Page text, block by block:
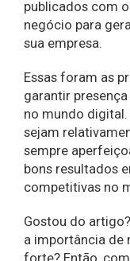
publicados com
negócio para
sua empresa.
Essas foram as
garantir
no mundo
sejam
sempre
bons resultados
competitivas no
Gostou do
a importância de